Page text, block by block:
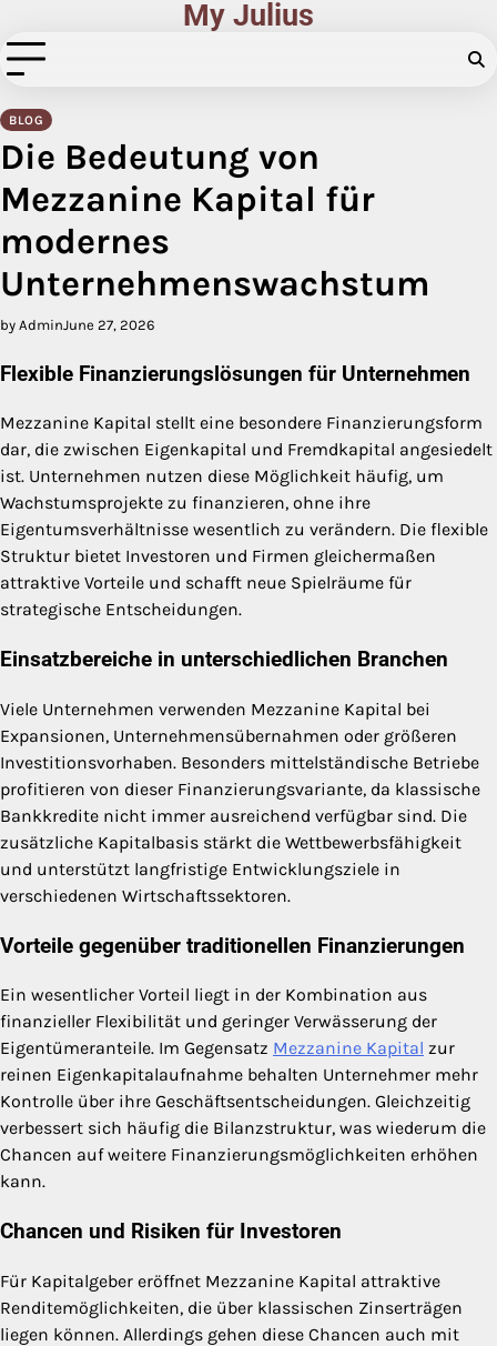
to
content
My Julius
BLOG
Die Bedeutung von
Mezzanine Kapital für
modernes
Unternehmenswachstum
by AdminJune 27, 2026
Flexible Finanzierungslösungen für Unternehmen
Mezzanine Kapital stellt eine besondere Finanzierungsform
dar, die zwischen Eigenkapital und Fremdkapital angesiedelt
ist. Unternehmen nutzen diese Möglichkeit häufig, um
Wachstumsprojekte zu finanzieren, ohne ihre
Eigentumsverhältnisse wesentlich zu verändern. Die flexible
Struktur bietet Investoren und Firmen gleichermaßen
attraktive Vorteile und schafft neue Spielräume für
strategische Entscheidungen.
Einsatzbereiche in unterschiedlichen Branchen
Viele Unternehmen verwenden Mezzanine Kapital bei
Expansionen, Unternehmensübernahmen oder größeren
Investitionsvorhaben. Besonders mittelständische Betriebe
profitieren von dieser Finanzierungsvariante, da klassische
Bankkredite nicht immer ausreichend verfügbar sind. Die
zusätzliche Kapitalbasis stärkt die Wettbewerbsfähigkeit
und unterstützt langfristige Entwicklungsziele in
verschiedenen Wirtschaftssektoren.
Vorteile gegenüber traditionellen Finanzierungen
Ein wesentlicher Vorteil liegt in der Kombination aus
finanzieller Flexibilität und geringer Verwässerung der
Eigentümeranteile. Im Gegensatz Mezzanine Kapital zur
reinen Eigenkapitalaufnahme behalten Unternehmer mehr
Kontrolle über ihre Geschäftsentscheidungen. Gleichzeitig
verbessert sich häufig die Bilanzstruktur, was wiederum die
Chancen auf weitere Finanzierungsmöglichkeiten erhöhen
kann.
Chancen und Risiken für Investoren
Für Kapitalgeber eröffnet Mezzanine Kapital attraktive
Renditemöglichkeiten, die über klassischen Zinserträgen
liegen können. Allerdings gehen diese Chancen auch mit